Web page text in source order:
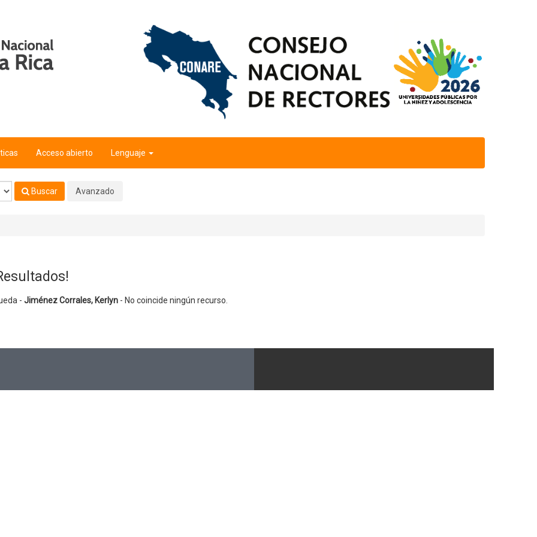
Acceso abierto Lenguaje
Buscar Avanzado
- Jiménez Corrales, Kerlyn- No coincide ningún recurso.